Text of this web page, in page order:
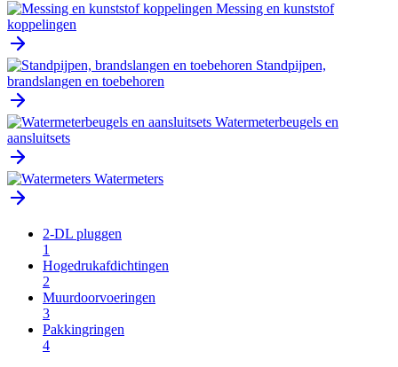
Messing en kunststof
koppelingen
Standpijpen,
brandslangen en toebehoren
Watermeterbeugels en
aansluitsets
Watermeters
2-DL pluggen
1
Hogedrukafdichtingen
2
Muurdoorvoeringen
3
Pakkingringen
4